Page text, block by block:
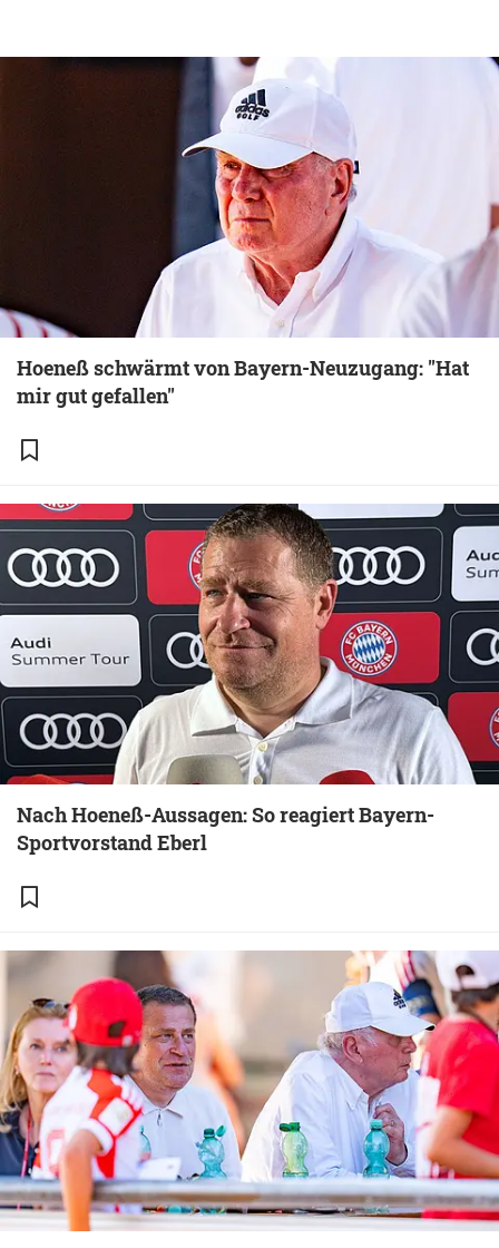
Hoeneß schwärmt von Bayern-Neuzugang: "Hat
mir gut gefallen"
Nach Hoeneß-Aussagen: So reagiert Bayern-
Sportvorstand Eberl